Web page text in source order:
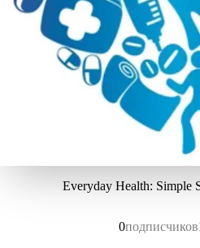
Everyday Health: Simple
0подписчиков